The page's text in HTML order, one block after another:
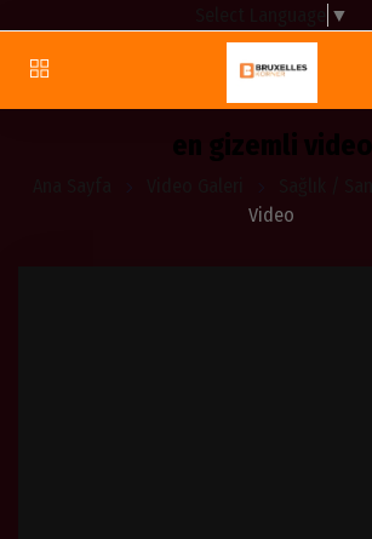
▼
en gizemli video
Video